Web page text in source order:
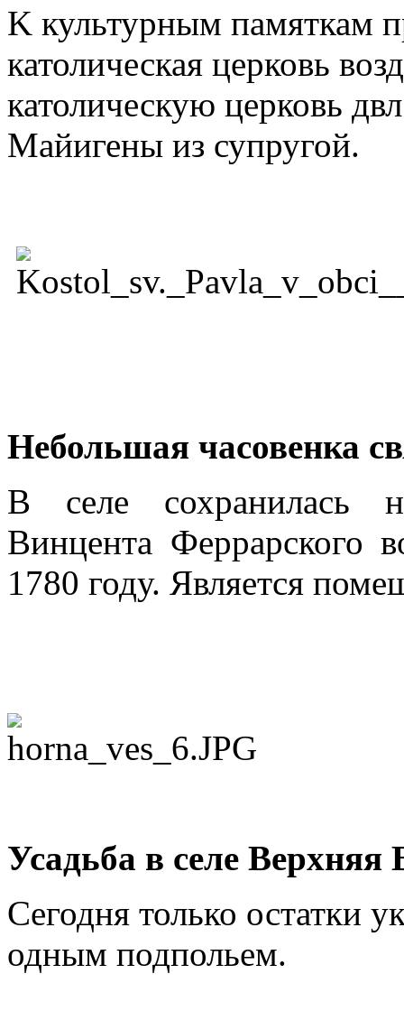
K культурным памяткам
католическая церковь
католическую церковь
Майигены из супругой.
Небольшая часовенка
В селе сохранилась
Винцента Феррарского
1780 году. Является
Усадьба в селе Верхняя
Сегодня только остатки
одным подпольем.